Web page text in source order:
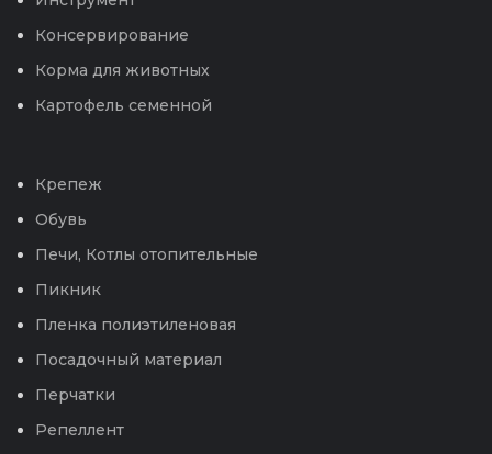
Консервирование
Корма для животных
Картофель семенной
Крепеж
Обувь
Печи, Котлы отопительные
Пикник
Пленка полиэтиленовая
Посадочный материал
Перчатки
Репеллент